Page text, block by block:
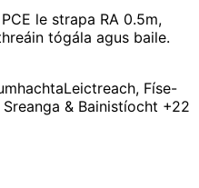
le strapa RA 0.5m,
tógála agus baile.
Leictreach, Físe-
Sreanga & Bainistíocht +22